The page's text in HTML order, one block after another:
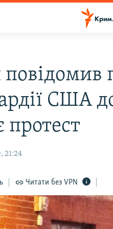
США
протест
21:24
Читати без VPN